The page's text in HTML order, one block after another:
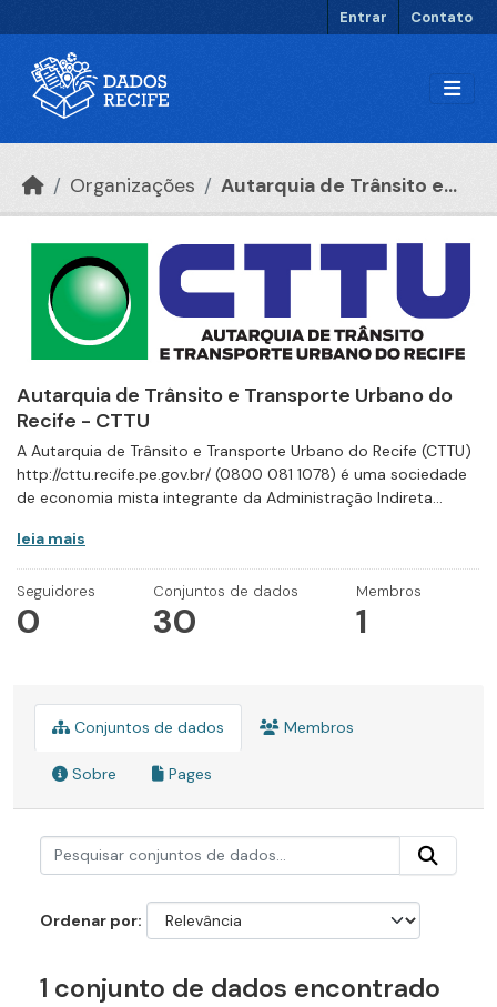
Entrar Contato
Organizações Autarquia de Trânsito e...
Autarquia de Trânsito e Transporte Urbano do
Recife - CTTU
A Autarquia de Trânsito e Transporte Urbano do Recife (CTTU)
http://cttu.recife.pe.gov.br/ (0800 081 1078) é uma sociedade
de economia mista integrante da Administração Indireta...
leia mais
Seguidores
0
Conjuntos de dados
30
Membros
1
Conjuntos de dados Membros
Sobre Pages
Ordenar por
1 conjunto de dados encontrado